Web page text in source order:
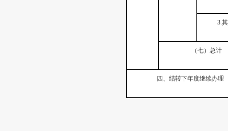
3.
（七）总计
四、结转下年度继续办理